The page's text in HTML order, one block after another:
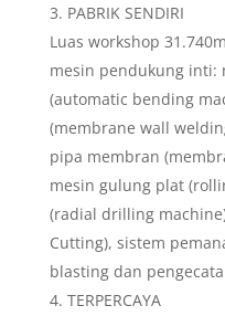
PABRIK SENDIRI
Luas workshop
mesin pendukung inti:
(automatic bending
(membrane wall
pipa membran
mesin gulung plat
(radial drilling
Cutting), sistem
blasting dan
TERPERCAYA